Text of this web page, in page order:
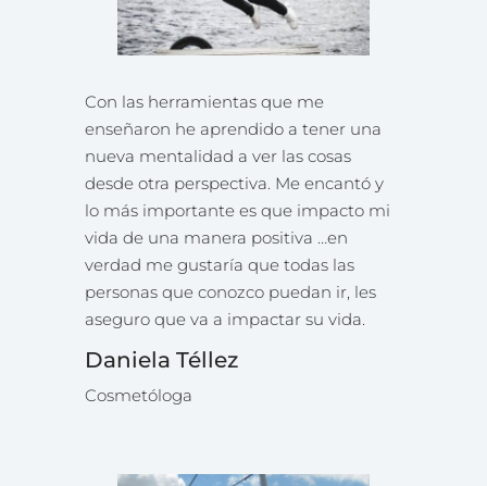
Con las herramientas que me
enseñaron he aprendido a tener una
nueva mentalidad a ver las cosas
desde otra perspectiva. Me encantó y
lo más importante es que impacto mi
vida de una manera positiva …en
verdad me gustaría que todas las
personas que conozco puedan ir, les
aseguro que va a impactar su vida.
Daniela Téllez
Cosmetóloga